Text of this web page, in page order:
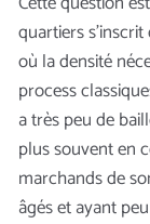
quartiers
où la densité
process
a très peu de
plus souvent en
marchands de
âgés et ayant